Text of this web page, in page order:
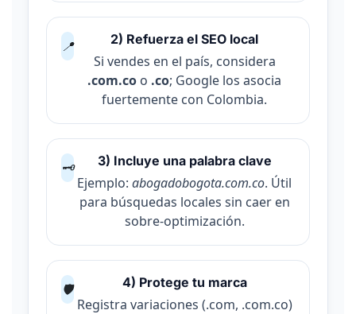
📍 2) Refuerza el SEO local
Si vendes en el país, considera
.com.co o .co; Google los asocia
fuertemente con Colombia.
🗝️ 3) Incluye una palabra clave
Ejemplo: abogadobogota.com.co. Útil
para búsquedas locales sin caer en
sobre-optimización.
🛡️ 4) Protege tu marca
Registra variaciones (.com, .com.co)